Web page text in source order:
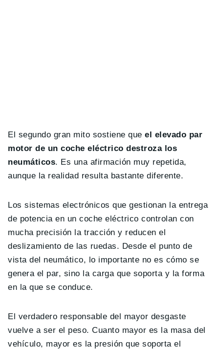
El segundo gran mito sostiene queel elevado par
motor de un coche eléctrico destroza los
neumáticos. Es una afirmación muy repetida,
aunque la realidad resulta bastante diferente.
Los sistemas electrónicos que gestionan la entrega
de potencia en un coche eléctrico controlan con
mucha precisión la tracción y reducen el
deslizamiento de las ruedas. Desde el punto de
vista del neumático, lo importante no es cómo se
genera el par, sino la carga que soporta y la forma
en la que se conduce.
El verdadero responsable del mayor desgaste
vuelve a ser el peso. Cuanto mayor es la masa del
vehículo, mayor es la presión que soporta el